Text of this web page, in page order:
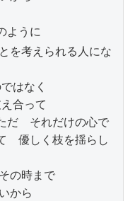
ように
を考えられる人にな
はなく
合って
　それだけの心で
優しく枝を揺らし
の時まで
から